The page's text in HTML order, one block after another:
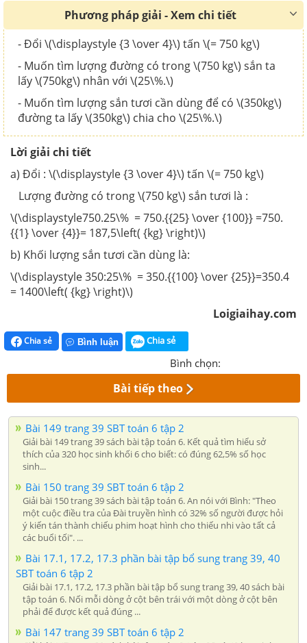
Phương pháp giải - Xem chi tiết
- Đổi \(\displaystyle {3 \over 4}\) tấn \(= 750 kg\)
- Muốn tìm lượng đường có trong \(750 kg\) sắn ta
lấy \(750kg\) nhân với \(25\%.\)
- Muốn tìm lượng sắn tươi cần dùng để có \(350kg\)
đường ta lấy \(350kg\) chia cho \(25\%.\)
Lời giải chi tiết
a) Đổi : \(\displaystyle {3 \over 4}\) tấn \(= 750 kg\)
Lượng đường có trong \(750 kg\) sắn tươi là :
\(\displaystyle750.25\% = 750.{{25} \over {100}} =750.
{{1} \over {4}}= 187,5\left( {kg} \right)\)
b) Khối lượng sắn tươi cần dùng là:
\(\displaystyle 350:25\% = 350.{{100} \over {25}}=350.4
= 1400\left( {kg} \right)\)
Loigiaihay.com
Chia sẻ Bình luận Chia sẻ
Bình chọn:
Bài tiếp theo
Bài 149 trang 39 SBT toán 6 tập 2
Giải bài 149 trang 39 sách bài tập toán 6. Kết quả tìm hiểu sở
thích của 320 học sinh khối 6 cho biết: có đúng 62,5% số học
sinh...
Bài 150 trang 39 SBT toán 6 tập 2
Giải bài 150 trang 39 sách bài tập toán 6. An nói với Bình: "Theo
một cuộc điều tra của Đài truyền hình có 32% số người được hỏi
ý kiến tán thành chiếu phim hoạt hình cho thiếu nhi vào tất cả
các buổi tối". ...
Bài 17.1, 17.2, 17.3 phần bài tập bổ sung trang 39, 40
SBT toán 6 tập 2
Giải bài 17.1, 17.2, 17.3 phần bài tập bổ sung trang 39, 40 sách bài
tập toán 6. Nối mỗi dòng ở cột bên trái với một dòng ở cột bên
phải để được kết quả đúng ...
Bài 147 trang 39 SBT toán 6 tập 2